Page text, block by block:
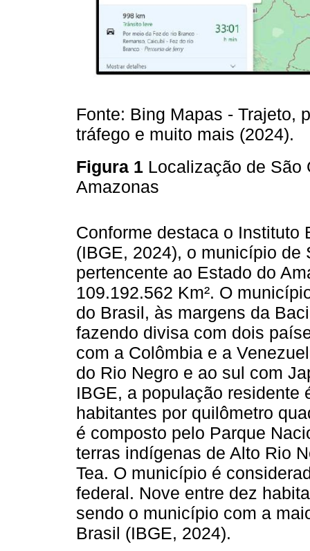
Fonte: Bing Mapas - Trajeto,
tráfego e muito mais (2024).
Figura 1 Localização de São
Amazonas
Conforme destaca o Instituto
(IBGE, 2024), o município de
pertencente ao Estado do
109.192.562 Km². O
do Brasil, às margens da
fazendo divisa com dois
com a Colômbia e a
do Rio Negro e ao sul com
IBGE, a população residente
habitantes por quilômetro
é composto pelo Parque
terras indígenas de Alto Rio
Tea. O município é
federal. Nove entre dez
sendo o município com a
Brasil (IBGE, 2024).